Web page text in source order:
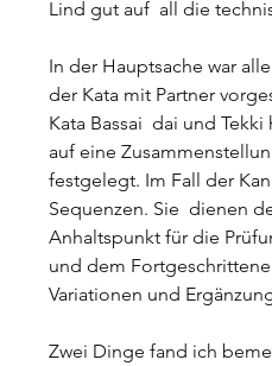
Lind gut auf  all die
In der Hauptsache war
der Kata mit Partner
Kata Bassai  dai und
auf eine
festgelegt. Im Fall der
Sequenzen. Sie  dienen
Anhaltspunkt für die
und dem
Variationen und
Zwei Dinge fand ich